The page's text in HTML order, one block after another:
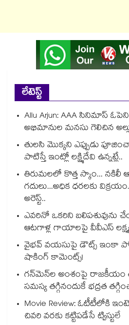
లేటెస్ట్
Allu Arjun: AAA సినిమాస్
అభిమానుల మనసు గెలిచిన అల్లు
తులసి మొక్కని ఎప్పుడు
పాటిస్తే ఇంట్లో లక్ష్మిదేవి ఉన్నట్లే..
తిరుమలలో కొత్త స్కాం... నకిలీ
గదులు...అధిక ధరలకు
అరెస్ట్..
ఎవరినో ఒకరిని బలిపశువును
ఆటగాళ్ల గాయాలపై వీవీఎస్
వైభవ్ వయసుపై డౌట్స్ ఇంకా
షాకింగ్ కామెంట్స్!
గన్⁭మెన్⁭ల అంశంపై రాజకీయం
సమస్య తగ్గినందుకే భద్రత
Movie Review: ఓటీటీలోకి
చివరి వరకు కట్టిపడేసే ట్విస్టులే